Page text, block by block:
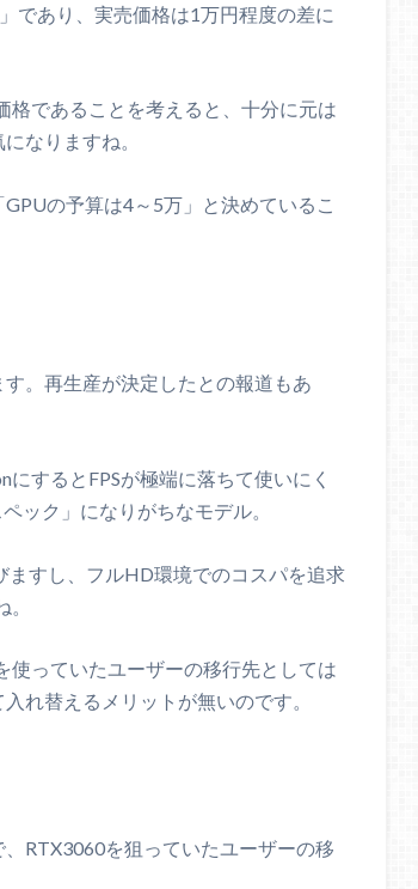
であり、実売価格は1万円程度の差に
格であることを考えると、十分に元は
なりますね。
の予算は4～5万」と決めているこ
。再生産が決定したとの報道もあ
するとFPSが極端に落ちて使いにく
ック」になりがちなモデル。
ますし、フルHD環境でのコスパを追求
使っていたユーザーの移行先としては
れ替えるメリットが無いのです。
RTX3060を狙っていたユーザーの移